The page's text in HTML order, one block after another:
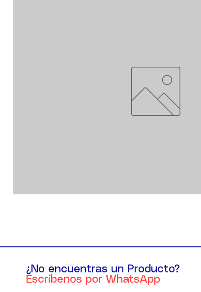
¿No encuentras un Producto?
Escríbenos por WhatsApp